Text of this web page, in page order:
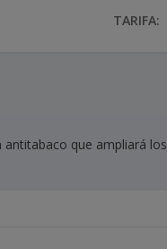
TARIFA:
antitabaco que ampliará los